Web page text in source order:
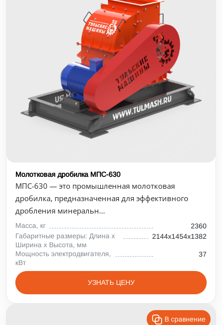
Молотковая дробилка МПС-630
МПС-630 — это промышленная молотковая
дробилка, предназначенная для эффективного
дробления минеральн...
Масса, кг
2360
Габаритные размеры: Длина х
Ширина х Высота, мм
2144х1454х1382
Мощность электродвигателя,
кВт
37
УЗНАТЬ ЦЕНУ
В сравнение